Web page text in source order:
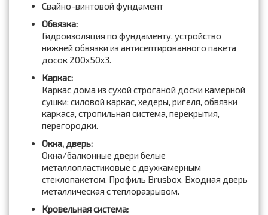
Свайно-винтовой фундамент
Обвязка:
Гидроизоляция по фундаменту, устройство
нижней обвязки из антисептированного пакета
досок 200x50x3.
Каркас:
Каркас дома из сухой строганой доски камерной
сушки: силовой каркас, хедеры, ригеля, обвязки
каркаса, стропильная система, перекрытия,
перегородки.
Окна, дверь:
Окна/балконные двери белые
металлопластиковые с двухкамерным
стеклопакетом. Профиль Brusbox. Входная дверь
металлическая с теплоразрывом.
Кровельная система: